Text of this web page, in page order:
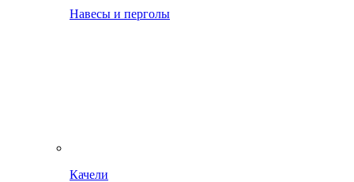
Навесы и перголы
Качели